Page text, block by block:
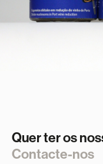
Quer ter os
Contacte-nos